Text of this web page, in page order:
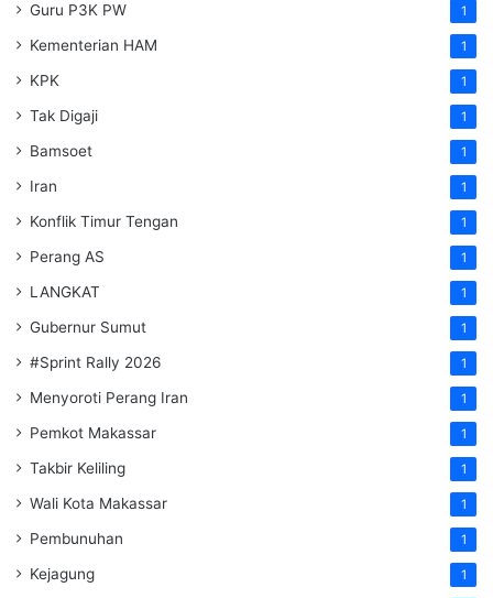
Guru P3K PW 1
Kementerian HAM 1
KPK 1
Tak Digaji 1
Bamsoet 1
Iran 1
Konflik Timur Tengan 1
Perang AS 1
LANGKAT 1
Gubernur Sumut 1
#Sprint Rally 2026 1
Menyoroti Perang Iran 1
Pemkot Makassar 1
Takbir Keliling 1
Wali Kota Makassar 1
Pembunuhan 1
Kejagung 1